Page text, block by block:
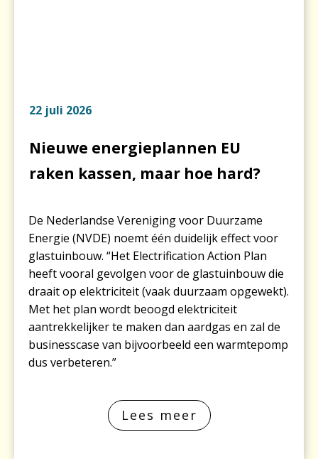
22 juli 2026
Nieuwe energieplannen EU
raken kassen, maar hoe hard?
De Nederlandse Vereniging voor Duurzame
Energie (NVDE) noemt één duidelijk effect voor
glastuinbouw. “Het Electrification Action Plan
heeft vooral gevolgen voor de glastuinbouw die
draait op elektriciteit (vaak duurzaam opgewekt).
Met het plan wordt beoogd elektriciteit
aantrekkelijker te maken dan aardgas en zal de
businesscase van bijvoorbeeld een warmtepomp
dus verbeteren.”
Lees meer